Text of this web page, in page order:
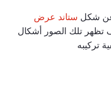
عن شكل ستاند عرض
تظهر تلك الصور أشكال
تركيبه